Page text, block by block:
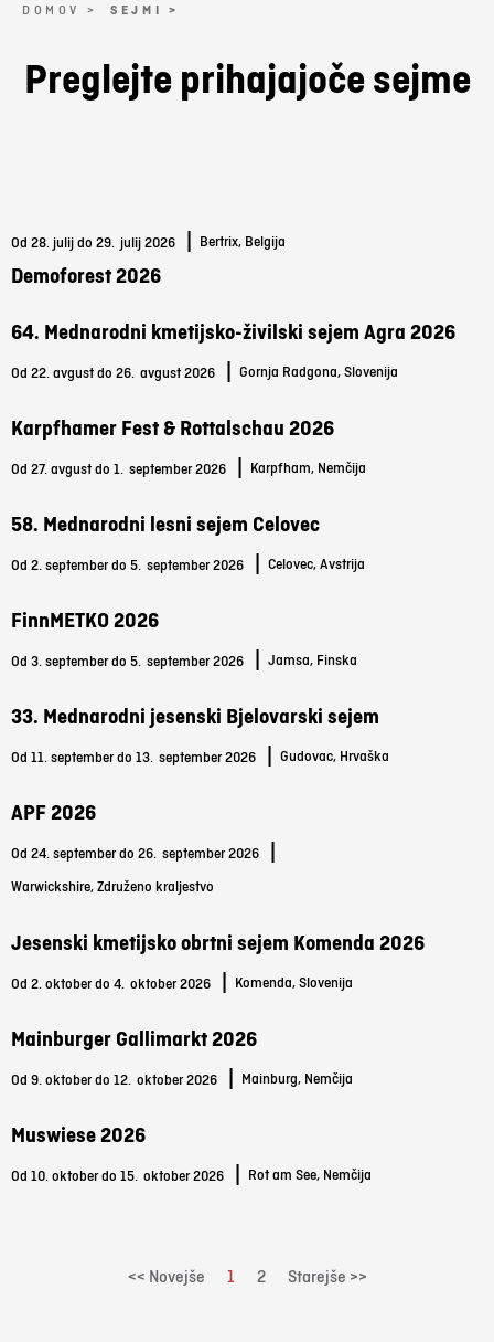
DOMOV > SEJMI >
Preglejte prihajajoče sejme
Od 28. julij do 29. julij 2026 Bertrix, Belgija
Demoforest 2026
64. Mednarodni kmetijsko-živilski sejem Agra 2026
Od 22. avgust do 26. avgust 2026 Gornja Radgona, Slovenija
Karpfhamer Fest & Rottalschau 2026
Od 27. avgust do 1. september 2026 Karpfham, Nemčija
58. Mednarodni lesni sejem Celovec
Od 2. september do 5. september 2026 Celovec, Avstrija
FinnMETKO 2026
Od 3. september do 5. september 2026 Jamsa, Finska
33. Mednarodni jesenski Bjelovarski sejem
Od 11. september do 13. september 2026 Gudovac, Hrvaška
APF 2026
Od 24. september do 26. september 2026
Warwickshire, Združeno kraljestvo
Jesenski kmetijsko obrtni sejem Komenda 2026
Od 2. oktober do 4. oktober 2026 Komenda, Slovenija
Mainburger Gallimarkt 2026
Od 9. oktober do 12. oktober 2026 Mainburg, Nemčija
Muswiese 2026
Od 10. oktober do 15. oktober 2026 Rot am See, Nemčija
<< Novejše 1 2 Starejše >>